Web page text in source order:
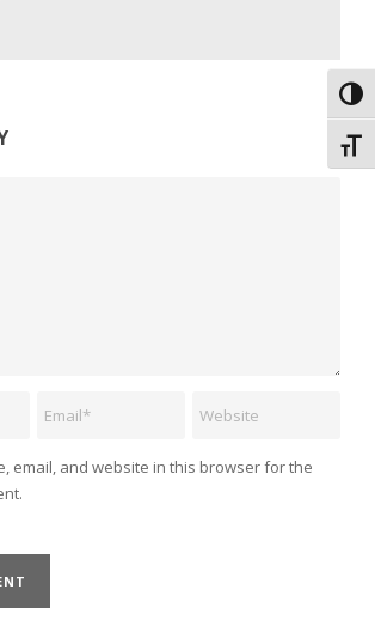
email, and website in this browser for the